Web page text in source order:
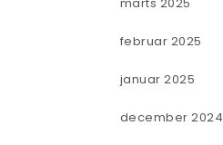
februar 2025
januar 2025
december 2024